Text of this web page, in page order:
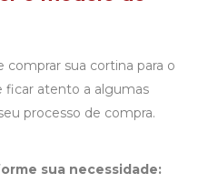
comprar sua cortina para o
atento a algumas
processo de compra.
sua necessidade: